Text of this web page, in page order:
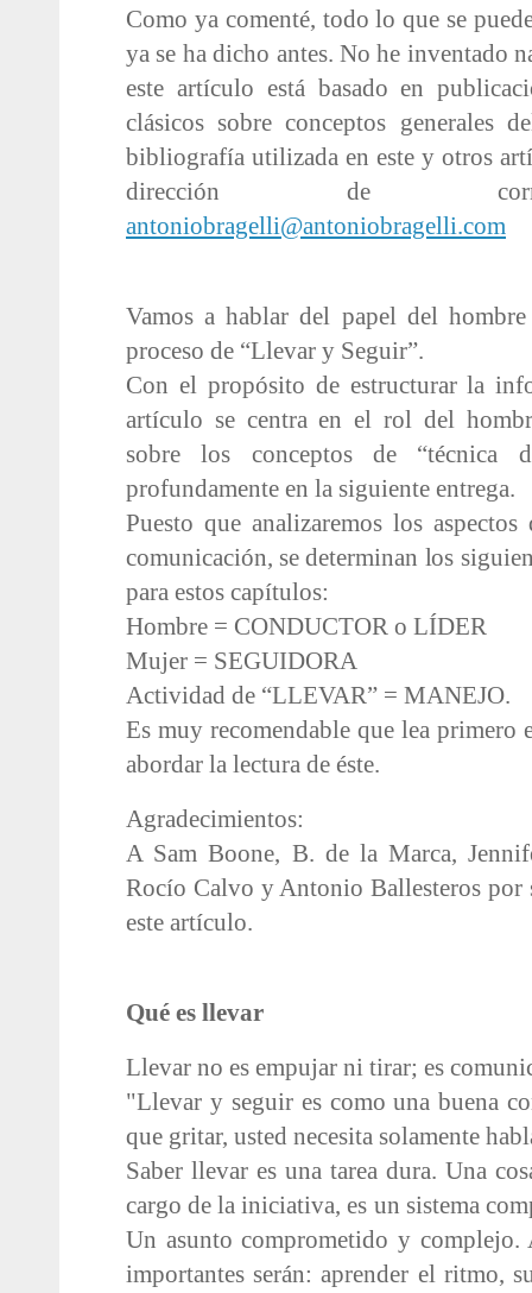
Como ya comenté, todo lo que se
ya se ha dicho antes. No he inventado
este artículo está basado en
clásicos sobre conceptos generales
bibliografía utilizada en este y otros
dirección de
antoniobragelli@antoniobragelli.com
Vamos a hablar del papel del
proceso de “Llevar y Seguir”.
Con el propósito de estructurar la
artículo se centra en el rol del
sobre los conceptos de “técnica
profundamente en la siguiente entrega.
Puesto que analizaremos los
comunicación, se determinan los
para estos capítulos:
Hombre = CONDUCTOR o LÍDER
Mujer = SEGUIDORA
Actividad de “LLEVAR” = MANEJO.
Es muy recomendable que lea primero
abordar la lectura de éste.
Agradecimientos:
A Sam Boone, B. de la Marca,
Rocío Calvo y Antonio Ballesteros por
este artículo.
Qué es llevar
Llevar no es empujar ni tirar; es
"Llevar y seguir es como una buena
que gritar, usted necesita solamente
Saber llevar es una tarea dura. Una
cargo de la iniciativa, es un sistema
Un asunto comprometido y complejo.
importantes serán: aprender el ritmo,